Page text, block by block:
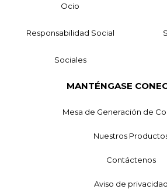
Ocio
Responsabilidad Social
Sociales
MANTÉNGASE
Mesa de Generación de
Nuestros
Contáctenos
Aviso de privacidad